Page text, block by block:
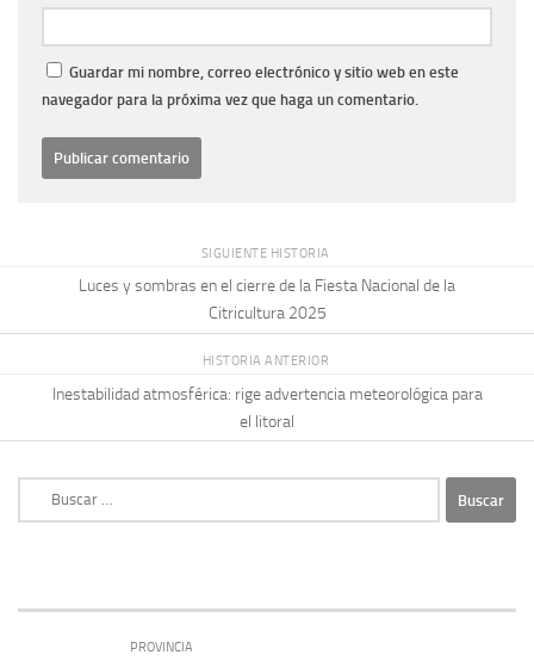
Guardar mi nombre, correo electrónico y sitio web en este
navegador para la próxima vez que haga un comentario.
SIGUIENTE HISTORIA
Luces y sombras en el cierre de la Fiesta Nacional de la
Citricultura 2025
HISTORIA ANTERIOR
Inestabilidad atmosférica: rige advertencia meteorológica para
el litoral
PROVINCIA